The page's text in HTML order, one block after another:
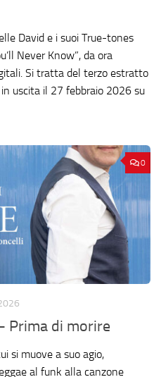
David e i suoi True-tones
Never Know”, da ora
Si tratta del terzo estratto
uscita il 27 febbraio 2026 su
0
Prima di morire
si muove a suo agio,
al funk alla canzone